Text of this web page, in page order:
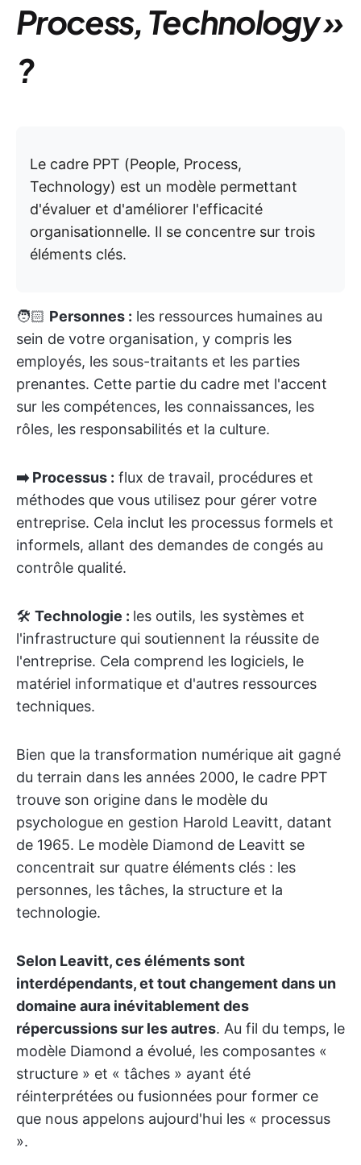
Process, Technology »
?
Le cadre PPT (People, Process,
Technology) est un modèle permettant
d'évaluer et d'améliorer l'efficacité
organisationnelle. Il se concentre sur trois
éléments clés.
🧑🏻 Personnes : les ressources humaines au
sein de votre organisation, y compris les
employés, les sous-traitants et les parties
prenantes. Cette partie du cadre met l'accent
sur les compétences, les connaissances, les
rôles, les responsabilités et la culture.
➡️ Processus : flux de travail, procédures et
méthodes que vous utilisez pour gérer votre
entreprise. Cela inclut les processus formels et
informels, allant des demandes de congés au
contrôle qualité.
🛠️ Technologie : les outils, les systèmes et
l'infrastructure qui soutiennent la réussite de
l'entreprise. Cela comprend les logiciels, le
matériel informatique et d'autres ressources
techniques.
Bien que la transformation numérique ait gagné
du terrain dans les années 2000, le cadre PPT
trouve son origine dans le modèle du
psychologue en gestion Harold Leavitt, datant
de 1965. Le modèle Diamond de Leavitt se
concentrait sur quatre éléments clés : les
personnes, les tâches, la structure et la
technologie.
Selon Leavitt, ces éléments sont
interdépendants, et tout changement dans un
domaine aura inévitablement des
répercussions sur les autres. Au fil du temps, le
modèle Diamond a évolué, les composantes «
structure » et « tâches » ayant été
réinterprétées ou fusionnées pour former ce
que nous appelons aujourd'hui les « processus
».